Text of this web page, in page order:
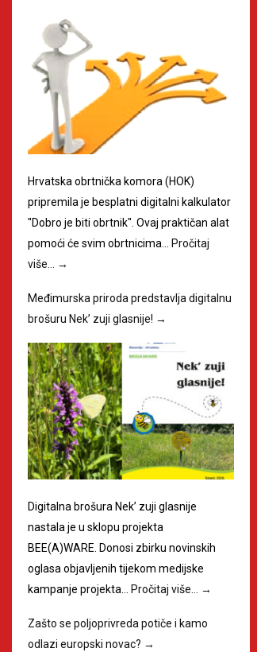
Hrvatska obrtnička komora (HOK)
pripremila je besplatni digitalni kalkulator
"Dobro je biti obrtnik". Ovaj praktičan alat
pomoći će svim obrtnicima…
Pročitaj
više…
→
Međimurska priroda predstavlja digitalnu
brošuru Nek’ zuji glasnije! →
Digitalna brošura Nek’ zuji glasnije
nastala je u sklopu projekta
BEE(A)WARE. Donosi zbirku novinskih
oglasa objavljenih tijekom medijske
kampanje projekta… Pročitaj više… →
Zašto se poljoprivreda potiče i kamo
odlazi europski novac? →